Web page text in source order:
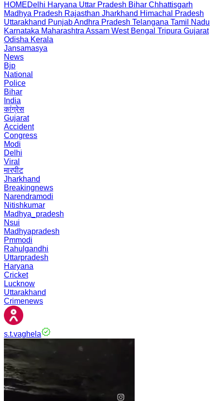
HOMEDelhi Haryana Uttar Pradesh Bihar Chhattisgarh
Madhya Pradesh Rajasthan Jharkhand Himachal Pradesh
Uttarakhand PunjabAndhra Pradesh Telangana Tamil Nadu
Karnataka Maharashtra Assam West Bengal Tripura Gujarat
Odisha Kerala
Jansamasya
News
Bjp
National
Police
Bihar
India
कांग्रेस
Gujarat
Accident
Congress
Modi
Delhi
Viral
मारपीट
Jharkhand
Breakingnews
Narendramodi
Nitishkumar
Madhya_pradesh
Nsui
Madhyapradesh
Pmmodi
Rahulgandhi
Uttarpradesh
Haryana
Cricket
Lucknow
Uttarakhand
Crimenews
s.t.vaghela